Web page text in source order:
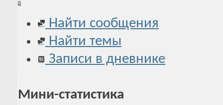
Найти сообщения
Найти темы
Записи в дневнике
Мини-статистика